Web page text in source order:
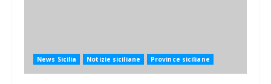
News Sicilia Notizie siciliane Province siciliane